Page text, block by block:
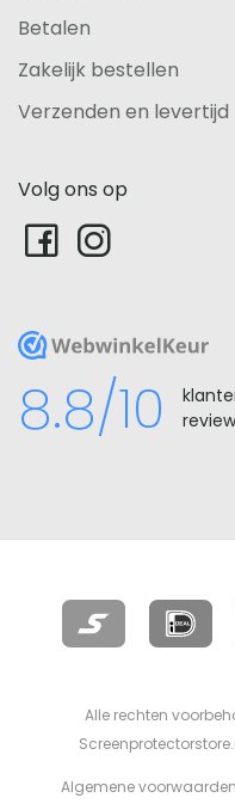
Betalen
Zakelijk bestellen
Verzenden en levertijd
Volg ons op
WebwinkelKeur
8.8/10
Alle rechten
Algemene voorwaarden